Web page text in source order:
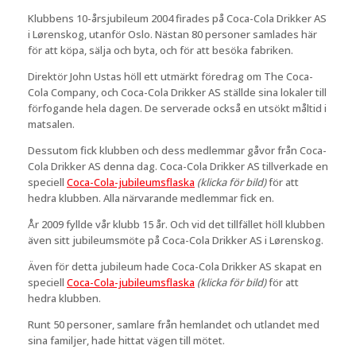
Klubbens 10-årsjubileum 2004 firades på Coca-Cola Drikker AS
i Lørenskog, utanför Oslo. Nästan 80 personer samlades här
för att köpa, sälja och byta, och för att besöka fabriken.
Direktör John Ustas höll ett utmärkt föredrag om The Coca-
Cola Company, och Coca-Cola Drikker AS ställde sina lokaler till
förfogande hela dagen. De serverade också en utsökt måltid i
matsalen.
Dessutom fick klubben och dess medlemmar gåvor från Coca-
Cola Drikker AS denna dag. Coca-Cola Drikker AS tillverkade en
speciell Coca-Cola-jubileumsflaska (klicka för bild)för att
hedra klubben. Alla närvarande medlemmar fick en.
År 2009 fyllde vår klubb 15 år. Och vid det tillfället höll klubben
även sitt jubileumsmöte på Coca-Cola Drikker AS i Lørenskog.
Även för detta jubileum hade Coca-Cola Drikker AS skapat en
speciell Coca-Cola-jubileumsflaska (klicka för bild)för att
hedra klubben.
Runt 50 personer, samlare från hemlandet och utlandet med
sina familjer, hade hittat vägen till mötet.